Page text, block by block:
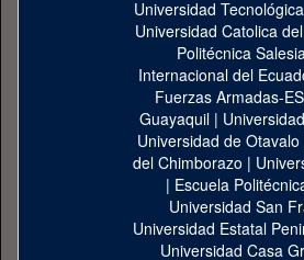
Universidad
Universidad Catolica
Politécnica
Internacional del
Fuerzas Armadas-
Guayaquil|
Universidad de Otavalo
del Chimborazo |
| Escuela
Universidad San
Universidad Estatal
Universidad Casa